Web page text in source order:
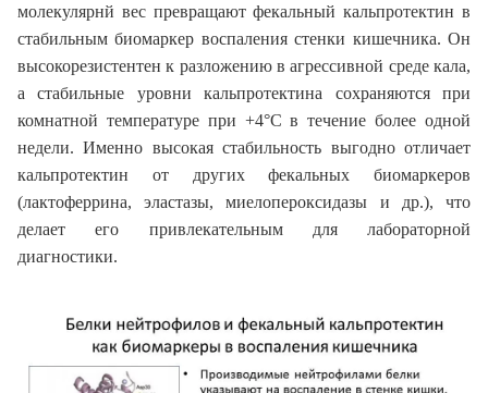
молекулярнй вес превращают фекальный кальпротектин в
стабильным биомаркер воспаления стенки кишечника. Он
высокорезистентен к разложению в агрессивной среде кала,
а стабильные уровни кальпротектина сохраняются при
комнатной температуре при +4°С в течение более одной
недели. Именно высокая стабильность выгодно отличает
кальпротектин от других фекальных биомаркеров
(лактоферрина, эластазы, миелопероксидазы и др.), что
делает его привлекательным для лабораторной
диагностики.